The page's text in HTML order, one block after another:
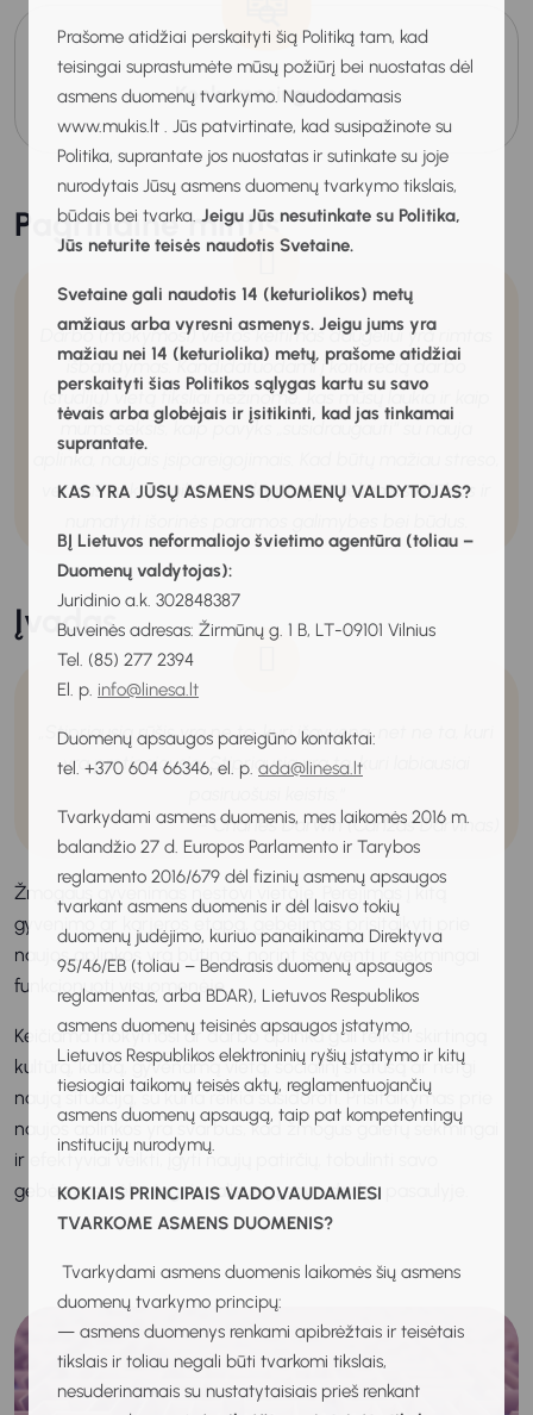
Prašome atidžiai perskaityti šią Politiką tam, kad
teisingai suprastumėte mūsų požiūrį bei nuostatas dėl
asmens duomenų tvarkymo. Naudodamasis
www.mukis.lt . Jūs patvirtinate, kad susipažinote su
Politika, suprantate jos nuostatas ir sutinkate su joje
nurodytais Jūsų asmens duomenų tvarkymo tikslais,
būdais bei tvarka. Jeigu Jūs nesutinkate su Politika,
Jūs neturite teisės naudotis Svetaine.
Svetaine gali naudotis 14 (keturiolikos) metų
amžiaus arba vyresni asmenys. Jeigu jums yra
mažiau nei 14 (keturiolika) metų, prašome atidžiai
perskaityti šias Politikos sąlygas kartu su savo
tėvais arba globėjais ir įsitikinti, kad jas tinkamai
suprantate.
KAS YRA JŪSŲ ASMENS DUOMENŲ VALDYTOJAS?
BĮ Lietuvos neformaliojo švietimo agentūra (toliau –
Duomenų valdytojas):
Juridinio a.k. 302848387
Buveinės adresas: Žirmūnų g. 1 B, LT-09101 Vilnius
Tel. (85) 277 2394
El. p. info@linesa.lt
Duomenų apsaugos pareigūno kontaktai:
tel. +370 604 66346, el. p. ada@linesa.lt
Tvarkydami asmens duomenis, mes laikomės 2016 m.
balandžio 27 d. Europos Parlamento ir Tarybos
reglamento 2016/679 dėl fizinių asmenų apsaugos
tvarkant asmens duomenis ir dėl laisvo tokių
duomenų judėjimo, kuriuo panaikinama Direktyva
95/46/EB (toliau – Bendrasis duomenų apsaugos
reglamentas, arba BDAR), Lietuvos Respublikos
asmens duomenų teisinės apsaugos įstatymo,
Lietuvos Respublikos elektroninių ryšių įstatymo ir kitų
tiesiogiai taikomų teisės aktų, reglamentuojančių
asmens duomenų apsaugą, taip pat kompetentingų
institucijų nurodymų.
KOKIAIS PRINCIPAIS VADOVAUDAMIESI
TVARKOME ASMENS DUOMENIS?
Tvarkydami asmens duomenis laikomės šių asmens
duomenų tvarkymo principų:
— asmens duomenys renkami apibrėžtais ir teisėtais
tikslais ir toliau negali būti tvarkomi tikslais,
nesuderinamais su nustatytaisiais prieš renkant
Konkurencingumas
Pagrindinė mintis
Darbo (mokymosi) vietos keitimas daugeliui yra rimtas
išbandymas. Kandidatuodami į konkrečią darbo
(studijų) vietą tiksliai nežinome, kas mūsų laukia ir
mums seksis, kaip pavyks „susidraugauti“ su nauja
aplinka, naujais įsipareigojimais. Kad būtų mažiau streso,
verta iš anksto gilintis į adaptacijos keliamusiššūkius ir
Įvadas
Stipriausia rūšis yra ne ta, kuri išgyvena, net ne ta, kuri
yra protingiausia. Stipriausia yra ta, kuri labiausiai
– Charles Darwin (Čarlzas Darvinas)
Žmogaus gyvenimas nestovi vietoje. Perėjimas į kitą
gyvenimo ar karjeros etapą, gebėjimas prisitaikyti prie
naujos aplinkos yra būtinas, norint išgyventi ir sėkmingai
funkcionuoti visuomenėje.
Keičiama mokymosi ar darbo aplinka gali reikšti skirtingą
kultūrą, kalbą, gyvenamą vietą, socialinį statusą ar netgi
naują situaciją, su kuria reikia susidoroti. Prisitaikymas prie
naujos aplinkos yra svarbus, kad žmogus galėtų sėkmingai
ir efektyviai veikti, įgyti naujų patirčių, tobulinti savo
gebėjimus, sėkmingai realizuotų save darbo pasaulyje.